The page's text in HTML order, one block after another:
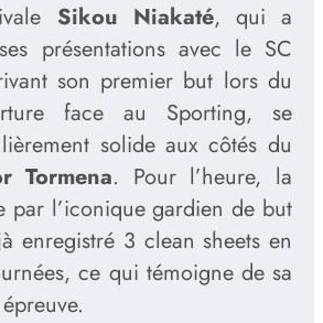
Sikou Niakaté, qui a
présentations avec le SC
son premier but lors du
face au Sporting, se
solide aux côtés du
Tormena. Pour l’heure, la
par l’iconique gardien de but
enregistré 3 clean sheets en
ce qui témoigne de sa